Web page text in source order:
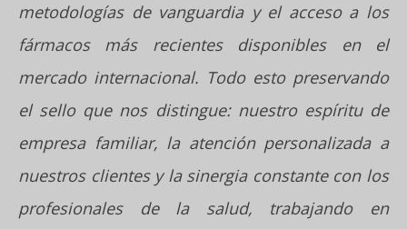
metodologías de vanguardia y el acceso a los
fármacos más recientes disponibles en el
mercado internacional. Todo esto preservando
el sello que nos distingue: nuestro espíritu de
empresa familiar, la atención personalizada a
nuestros clientes y la sinergia constante con los
profesionales de la salud, trabajando en